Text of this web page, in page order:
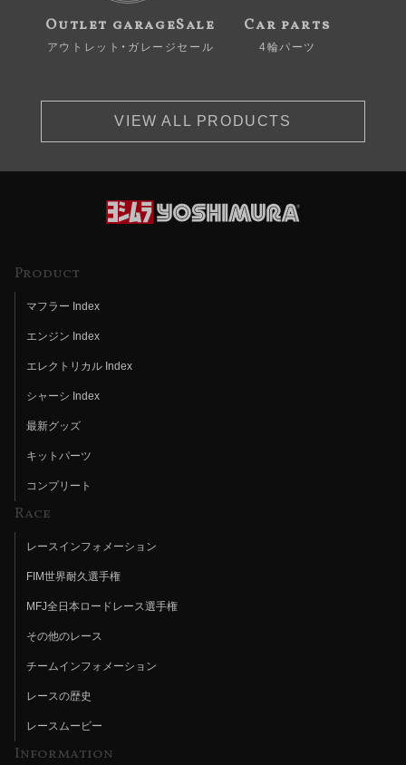
Outlet garageSale
アウトレット・ガレージセール
Car parts
4輪パーツ
VIEW ALL PRODUCTS
Product
マフラー Index
エンジン Index
エレクトリカル Index
シャーシ Index
最新グッズ
キットパーツ
コンプリート
Race
レースインフォメーション
FIM世界耐久選手権
MFJ全日本ロードレース選手権
その他のレース
チームインフォメーション
レースの歴史
レースムービー
Information